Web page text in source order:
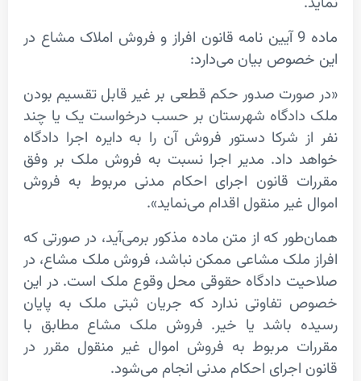
ماده 9 آیین نامه قانون افراز و فروش املاک مشاع در
بیان می‌دارد:
صدور حکم قطعی بر غیر قابل تقسیم بودن
شهرستان بر حسب درخواست یک یا چند
شرکا دستور فروش ‌آن را به دایره اجرا دادگاه
داد. مدیر اجرا نسبت به فروش ملک بر وفق
قانون اجرای احکام مدنی مربوط به فروش
منقول اقدام می‌نماید».
که از متن ماده مذکور بر‌می‌آید، در صورتی که
مشاعی ممکن نباشد، فروش ملک مشاع، در
دادگاه حقوقی محل وقوع ملک است. در این
ندارد که جریان ثبتی ملک به پایان
باشد یا خیر. فروش ملک مشاع مطابق با
مربوط به فروش اموال غیر منقول مقرر در
احکام مدنی انجام می‌شود.